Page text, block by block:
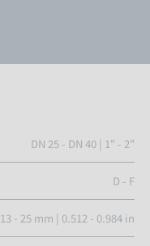
DN 25 - DN 40 | 1" - 2"
D - F
13 - 25 mm | 0.512 - 0.984 in